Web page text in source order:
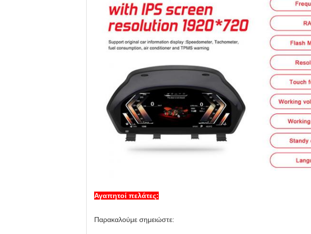
Αγαπητοί πελάτες:
Παρακαλούμε σημειώστε: